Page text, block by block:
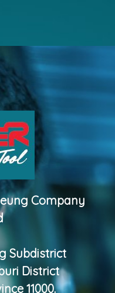
Company
Subdistrict
District
11000.